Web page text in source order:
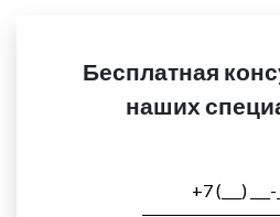
Бесплатная
наших